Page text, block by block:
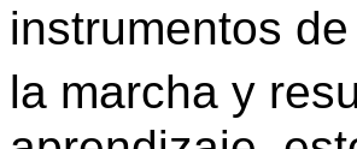
instrumentos
la marcha y